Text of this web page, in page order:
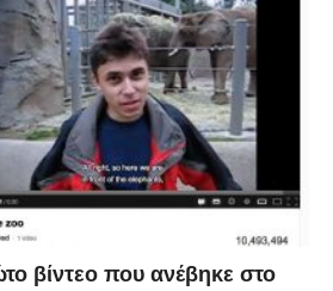
βίντεο που ανέβηκε στο